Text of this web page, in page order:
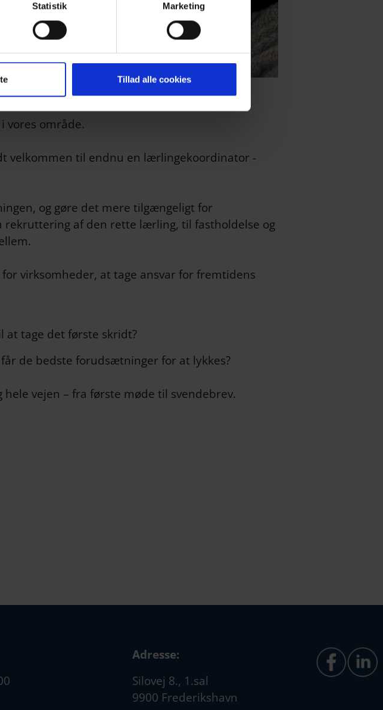
Statistik Marketing
Tillad alle cookies
vores område.
velkommen til endnu en lærlingekoordinator -
og gøre det mere tilgængeligt for
af den rette lærling, til fastholdelse og
virksomheder, at tage ansvar for fremtidens
tage det første skridt?
de bedste forudsætninger for at lykkes?
vejen – fra første møde til svendebrev.
Adresse:
Silovej 8., 1.sal
9900 Frederikshavn